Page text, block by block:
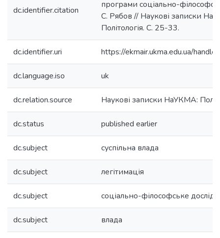
dc.identifier.citation
програми соціально-
С. Рябов // Наукові записки
Політологія. С. 25-33.
dc.identifier.uri https://ekmair.ukma.edu.ua/
dc.language.iso uk
dc.relation.source Наукові записки НаУКМА:
dc.status published earlier
dc.subject суспільна влада
dc.subject легітимація
dc.subject соціально-філософське
dc.subject влада